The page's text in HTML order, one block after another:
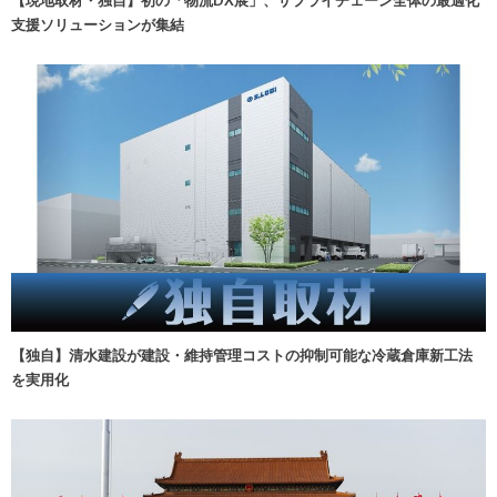
支援ソリューションが集結
【独自】清水建設が建設・維持管理コストの抑制可能な冷蔵倉庫新工法
を実用化